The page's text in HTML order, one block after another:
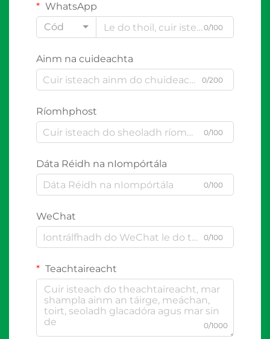
WhatsApp
Cód
0/100
Ainm na cuideachta
0/200
Ríomhphost
0/100
Dáta Réidh na nIompórtála
0/100
WeChat
0/100
Teachtaireacht
0/1000